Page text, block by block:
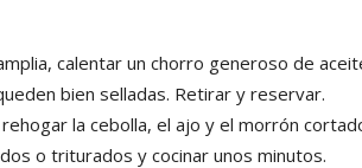
calentar un chorro generoso de
bien selladas. Retirar y reservar.
rehogar la cebolla, el ajo y el morrón
o triturados y cocinar unos minutos.